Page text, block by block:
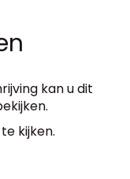
kan u dit
kijken.